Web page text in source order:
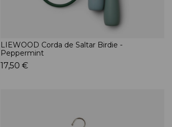
LIEWOOD Corda de Saltar Birdie -
Peppermint
17,50 €